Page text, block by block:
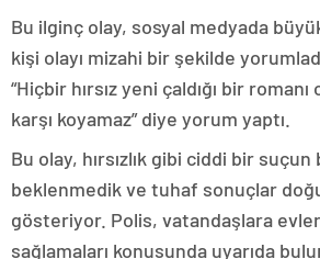
Bu ilginç olay, sosyal medyada
kişi olayı mizahi bir şekilde
“Hiçbir hırsız yeni çaldığı bir
karşı koyamaz” diye yorum yaptı.
Bu olay, hırsızlık gibi ciddi bir suçun
beklenmedik ve tuhaf sonuçlar
gösteriyor. Polis, vatandaşlara
sağlamaları konusunda uyarıda